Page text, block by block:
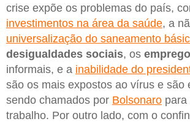
crise expõe os problemas do país,
investimentos na área da saúde, a
universalização do saneamento
desigualdades sociais, os
informais, e a inabilidade do
são os mais expostos ao vírus e são
sendo chamados por Bolsonaro para
trabalho. Por outro lado, com o